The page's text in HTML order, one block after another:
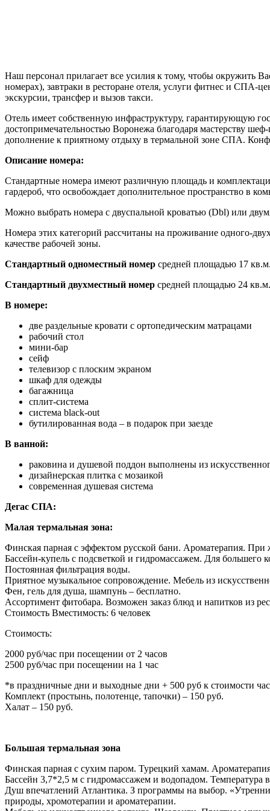
Наш персонал прилагает все усилия к тому, чтобы окружить
номерах), завтраки в ресторане отеля, услуги фитнес и СПА-
экскурсии, трансфер и вызов такси.
Отель имеет собственную инфраструктуру, гарантирующую
достопримечательностью Воронежа благодаря мастерству
дополнение к приятному отдыху в термальной зоне СПА.
Описание номера:
Стандартные номера имеют различную площадь и
гардероб, что освобождает дополнительное пространство в
Можно выбрать номера с двуспальной кроватью (Dbl) или
Номера этих категорий рассчитаны на проживание одного-
качестве рабочей зоны.
Стандартный одноместный номер средней площадью 17
Стандартный двухместный номер средней площадью 24
В номере:
две раздельные кровати с ортопедическим матрацами
рабочий стол
мини-бар
сейф
телевизор с плоским экраном
шкаф для одежды
багажница
сплит-система
системa black-out
бутилированная вода – в подарок при заезде
В ванной:
раковина и душевой поддон выполнены из
дизайнерская плитка с мозаикой
современная душевая система
Дегас СПА:
Малая термальная зона:
Финская парная с эффектом русской бани. Ароматерапия.
Бассейн-купель с подсветкой и гидромассажем. Для большего
Постоянная фильтрация воды.
Приятное музыкальное сопровождение. Мебель из
Фен, гель для душа, шампунь – бесплатно.
Ассортимент фитобара. Возможен заказ блюд и напитков из
Стоимость Вместимость: 6 человек
Стоимость:
2000 руб/час при посещении от 2 часов
2500 руб/час при посещении на 1 час
*в праздничные дни и выходные дни + 500 руб к стоимости
Комплект (простынь, полотенце, тапочки) – 150 руб.
Халат – 150 руб.
Большая термальная зона
Финская парная с сухим паром. Турецкий хамам.
Бассейн 3,7*2,5 м с гидромассажем и водопадом. Температура
Душ впечатлений Атлантика. З программы на выбор.
природы, хромотерапии и ароматерапии.